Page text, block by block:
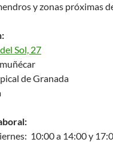
y zonas próximas
Sol, 27
de Granada
10:00 a 14:00 y